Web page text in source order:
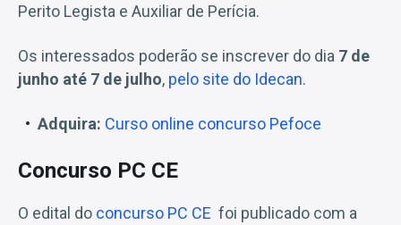
Perito Legista e Auxiliar de Perícia.
Os interessados poderão se inscrever do dia 7 de
junho até 7 de julho, pelo site do Idecan.
Adquira: Curso online concurso Pefoce
Concurso PC CE
O edital do concurso PC CE foi publicado com a